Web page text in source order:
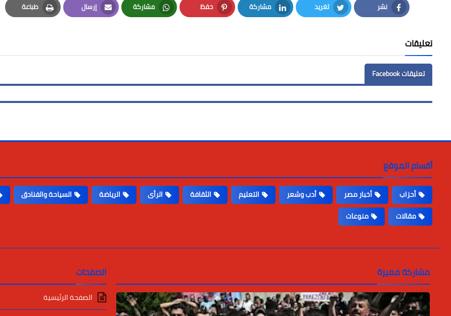
نشر
Facebook
تغريد
Twitter
مشاركة
LinkedIn
حفظ
Pinterest
مشاركة
Whatsapp
إرسال
Email
طباعة
Print
تعليقات
تعليقات Facebook
أقسام الموقع
أحزاب أخبار مصر أدب وشعر التعليم الثقافة الرأى الرياضة السياحة والفنادق
مقالات
منوعات
مشاركة مميزة الصفحات
الصفحة الرئيسية